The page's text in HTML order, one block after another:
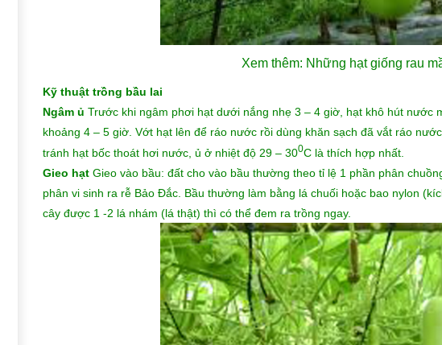
Xem thêm: Những hạt giống rau
Kỹ thuật trồng bầu lai
Ngâm ủ Trước khi ngâm phơi hạt dưới nắng nhẹ 3 – 4 giờ, hạt khô hút nước
khoảng 4 – 5 giờ. Vớt hạt lên để ráo nước rồi dùng khăn sạch đã vắt ráo
tránh hạt bốc thoát hơi nước, ủ ở nhiệt độ 29 – 300C là thích hợp nhất.
Gieo hạtGieo vào bầu: đất cho vào bầu thường theo tỉ lệ 1 phần phân
phân vi sinh ra rễ Bảo Đắc. Bầu thường làm bằng lá chuối hoặc bao nylon
cây được 1 -2 lá nhám (lá thật) thì có thể đem ra trồng ngay.